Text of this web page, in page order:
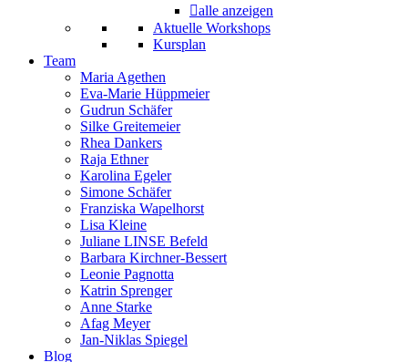
alle anzeigen
Aktuelle Workshops
Kursplan
Team
Maria Agethen
Eva-Marie Hüppmeier
Gudrun Schäfer
Silke Greitemeier
Rhea Dankers
Raja Ethner
Karolina Egeler
Simone Schäfer
Franziska Wapelhorst
Lisa Kleine
Juliane LINSE Befeld
Barbara Kirchner-Bessert
Leonie Pagnotta
Katrin Sprenger
Anne Starke
Afag Meyer
Jan-Niklas Spiegel
Blog